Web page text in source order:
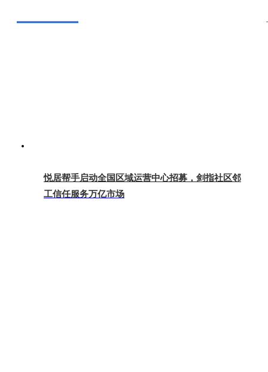
悦居帮手启动全国区域运营中心招募，剑指社区邻
工信任服务万亿市场